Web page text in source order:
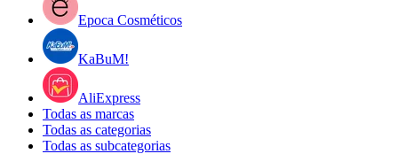
Epoca Cosméticos
KaBuM!
AliExpress
Todas as marcas
Todas as categorias
Todas as subcategorias